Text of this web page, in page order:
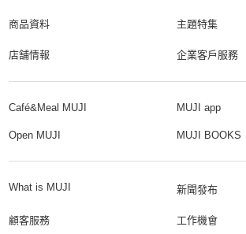
商品資料 主題特集
店舗情報 企業客戶服務
Café&Meal MUJI MUJI app
Open MUJI MUJI BOOKS
What is MUJI 新聞發布
顧客服務 工作機會